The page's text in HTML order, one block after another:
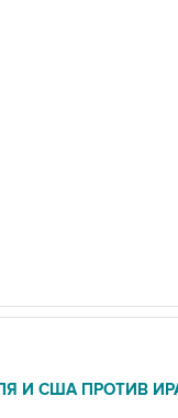
И США ПРОТИВ